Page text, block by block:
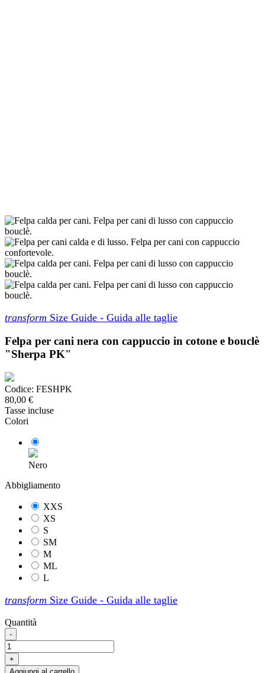
transform Size Guide - Guida alle taglie
Felpa per cani nera con cappuccio in cotone e bouclè
"Sherpa PK"
Codice: FESHPK
80,00 €
Tasse incluse
Colori
Nero
Abbigliamento
XXS
XS
S
SM
M
ML
L
transform Size Guide - Guida alle taglie
Quantità
-
+